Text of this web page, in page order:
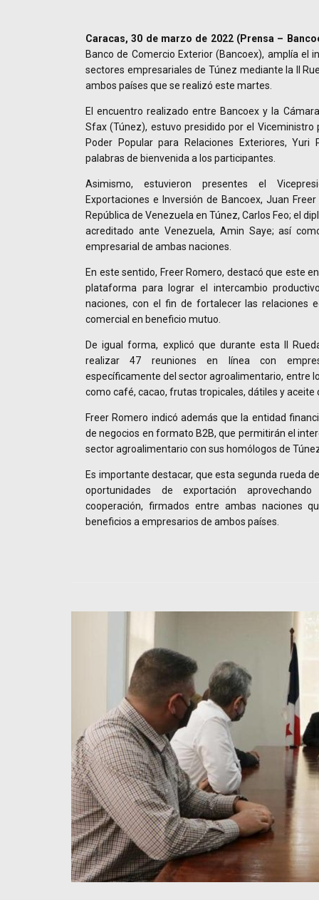
Caracas, 30 de marzo de 2022 (Prensa –
Banco de Comercio Exterior (Bancoex), amplía el
sectores empresariales de Túnez mediante la II
ambos países que se realizó este martes.
El encuentro realizado entre Bancoex y la
Sfax (Túnez), estuvo presidido por el
Poder Popular para Relaciones Exteriores,
palabras de bienvenida a los participantes.
Asimismo, estuvieron presentes el
Exportaciones e Inversión de Bancoex, Juan
República de Venezuela en Túnez, Carlos Feo; el
acreditado ante Venezuela, Amin Saye; así
empresarial de ambas naciones.
En este sentido, Freer Romero, destacó que este
plataforma para lograr el intercambio
naciones, con el fin de fortalecer las relaciones
comercial en beneficio mutuo.
De igual forma, explicó que durante esta II
realizar 47 reuniones en línea con
específicamente del sector agroalimentario, entre
como café, cacao, frutas tropicales, dátiles y aceite
Freer Romero indicó además que la entidad
de negocios en formato B2B, que permitirán el
sector agroalimentario con sus homólogos de
Es importante destacar, que esta segunda rueda
oportunidades de exportación
cooperación, firmados entre ambas naciones
beneficios a empresarios de ambos países.